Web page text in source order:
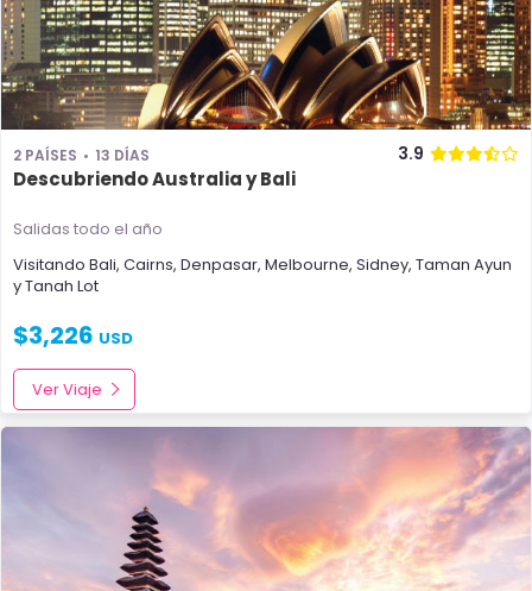
2 PAÍSES 13 DÍAS 3.9
Descubriendo Australia y Bali
Salidas todo el año
Visitando Bali, Cairns, Denpasar, Melbourne, Sidney, Taman Ayun
yTanah Lot
$3,226 USD
Ver Viaje